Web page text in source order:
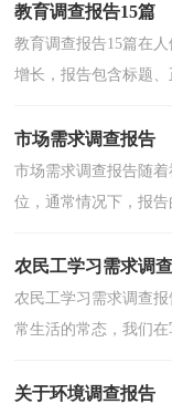
教育调查报告15篇
教育调查报告15篇在
增长，报告包含标题
市场需求调查报告
市场需求调查报告随
位，通常情况下，报
农民工学习需求调
农民工学习需求调查
常生活的常态，我们
关于环境调查报告